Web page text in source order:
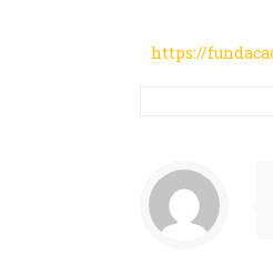
https://